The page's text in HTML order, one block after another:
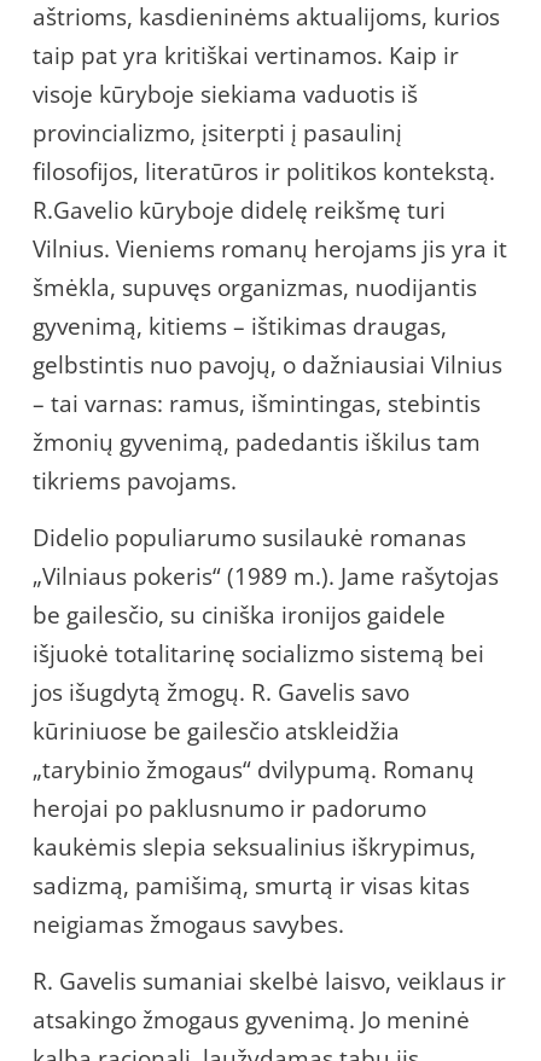
aštrioms, kasdieninėms aktualijoms, kurios
taip pat yra kritiškai vertinamos. Kaip ir
visoje kūryboje siekiama vaduotis iš
provincializmo, įsiterpti į pasaulinį
filosofijos, literatūros ir politikos kontekstą.
R.Gavelio kūryboje didelę reikšmę turi
Vilnius. Vieniems romanų herojams jis yra it
šmėkla, supuvęs organizmas, nuodijantis
gyvenimą, kitiems – ištikimas draugas,
gelbstintis nuo pavojų, o dažniausiai Vilnius
– tai varnas: ramus, išmintingas, stebintis
žmonių gyvenimą, padedantis iškilus tam
tikriems pavojams.
Didelio populiarumo susilaukė romanas
„Vilniaus pokeris“ (1989 m.). Jame rašytojas
be gailesčio, su ciniška ironijos gaidele
išjuokė totalitarinę socializmo sistemą bei
jos išugdytą žmogų. R. Gavelis savo
kūriniuose be gailesčio atskleidžia
„tarybinio žmogaus“ dvilypumą. Romanų
herojai po paklusnumo ir padorumo
kaukėmis slepia seksualinius iškrypimus,
sadizmą, pamišimą, smurtą ir visas kitas
neigiamas žmogaus savybes.
R. Gavelis sumaniai skelbė laisvo, veiklaus ir
atsakingo žmogaus gyvenimą. Jo meninė